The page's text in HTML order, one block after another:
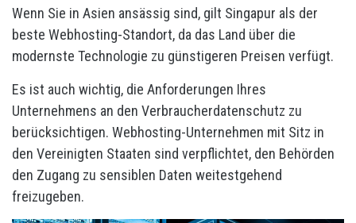
Wenn Sie in Asien ansässig sind, gilt Singapur als der
beste Webhosting-Standort, da das Land über die
modernste Technologie zu günstigeren Preisen verfügt.
Es ist auch wichtig, die Anforderungen Ihres
Unternehmens an den Verbraucherdatenschutz zu
berücksichtigen. Webhosting-Unternehmen mit Sitz in
den Vereinigten Staaten sind verpflichtet, den Behörden
den Zugang zu sensiblen Daten weitestgehend
freizugeben.